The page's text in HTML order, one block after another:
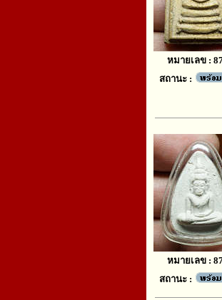
หมายเลข :
สถานะ :
หมายเลข :
สถานะ :